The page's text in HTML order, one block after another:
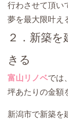
行わさせて頂い
夢を最大限叶え
２．新築
きる
富山リノベでは
坪あたりの金額
新潟市で新築を